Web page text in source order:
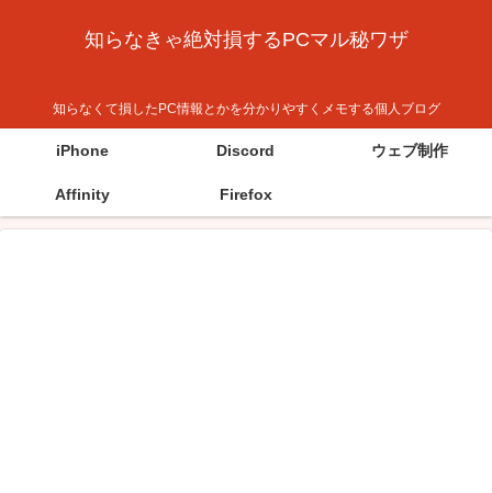
知らなきゃ絶対損するPCマル秘ワザ
知らなくて損したPC情報とかを分かりやすくメモする個人ブログ
iPhone Discord ウェブ制作
Affinity Firefox